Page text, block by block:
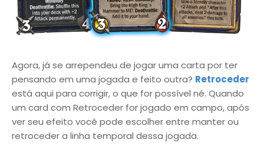
Agora, já se arrependeu de jogar uma carta por ter
pensando em uma jogada e feito outra? Retroceder
está aqui para corrigir, o que for possível né. Quando
um card com Retroceder for jogado em campo, após
ver seu efeito você pode escolher entre manter ou
retroceder a linha temporal dessa jogada.